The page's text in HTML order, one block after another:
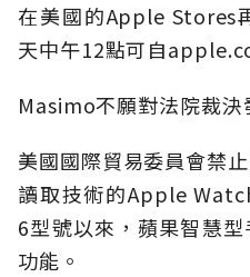
在美國的Apple Stores
天中午12點可自
Masimo不願對法院裁決
美國國際貿易委員會禁
讀取技術的Apple
6型號以來，蘋果智慧
功能。